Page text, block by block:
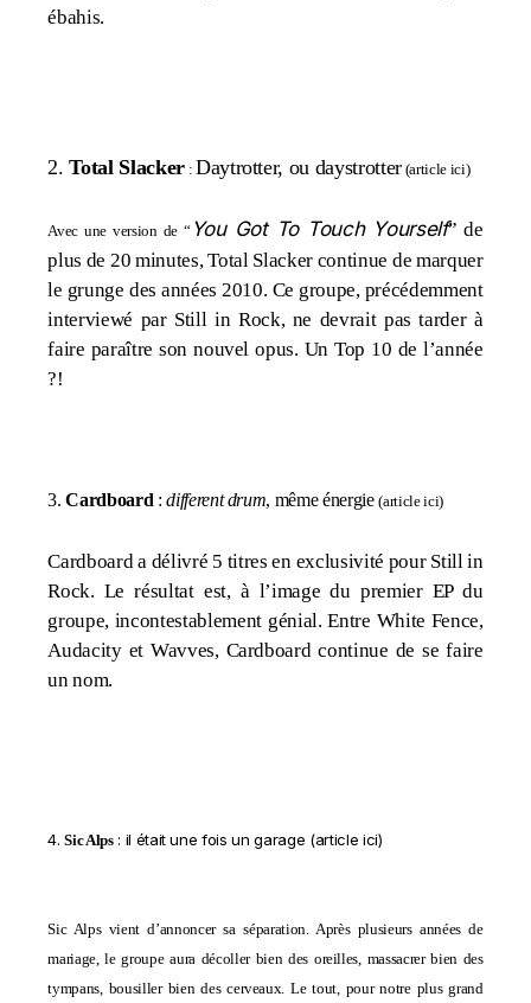
ébahis.
2. Total Slacker: Daytrotter, ou daystrotter (article ici)
Avec une version de “You Got To Touch Yourself” de
plus de 20 minutes, Total Slacker continue de marquer
le grunge des années 2010. Ce groupe, précédemment
interviewé par Still in Rock, ne devrait pas tarder à
faire paraître son nouvel opus. Un Top 10 de l’année
?!
3. Cardboard :different drum, même énergie (article ici)
Cardboard a délivré 5 titres en exclusivité pour Still in
Rock. Le résultat est, à l’image du premier EP du
groupe, incontestablement génial. Entre White Fence,
Audacity et Wavves, Cardboard continue de se faire
un nom.
4.Sic Alps: il était une fois un garage (article ici)
Sic Alps vient d’annoncer sa séparation. Après plusieurs années de
mariage, le groupe aura décoller bien des oreilles, massacrer bien des
tympans, bousiller bien des cerveaux. Le tout, pour notre plus grand